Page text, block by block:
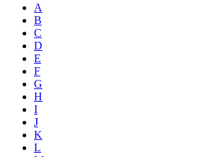
A
B
C
D
E
F
G
H
I
J
K
L